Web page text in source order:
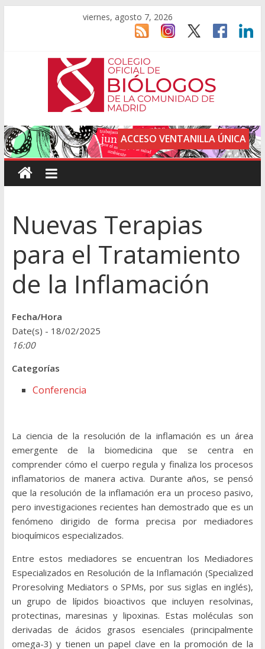
viernes, agosto 7, 2026
ACCESO VENTANILLA ÚNICA
Nuevas Terapias
para el Tratamiento
de la Inflamación
Fecha/Hora
Date(s) - 18/02/2025
16:00
Categorías
Conferencia
La ciencia de la resolución de la inflamación es un área
emergente de la biomedicina que se centra en
comprender cómo el cuerpo regula y finaliza los procesos
inflamatorios de manera activa. Durante años, se pensó
que la resolución de la inflamación era un proceso pasivo,
pero investigaciones recientes han demostrado que es un
fenómeno dirigido de forma precisa por mediadores
bioquímicos especializados.
Entre estos mediadores se encuentran los Mediadores
Especializados en Resolución de la Inflamación (Specialized
Proresolving Mediators o SPMs, por sus siglas en inglés),
un grupo de lípidos bioactivos que incluyen resolvinas,
protectinas, maresinas y lipoxinas. Estas moléculas son
derivadas de ácidos grasos esenciales (principalmente
omega-3) y tienen un papel clave en la promoción de la